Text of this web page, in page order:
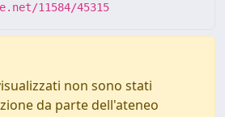
11584/45315
non sono stati
da parte dell'ateneo